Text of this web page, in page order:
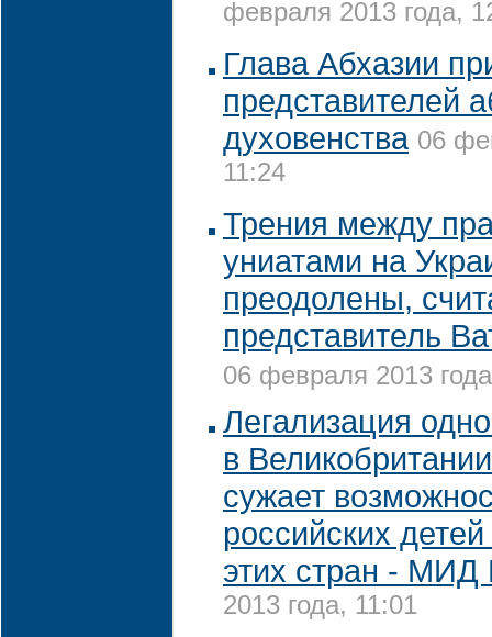
февраля 2013 года,
Глава Абхазии
представителей
духовенства 06
11:24
Трения между
униатами на
преодолены,
представитель
06 февраля 2013
Легализация
в
сужает
российских
этих стран -
2013 года, 11:01